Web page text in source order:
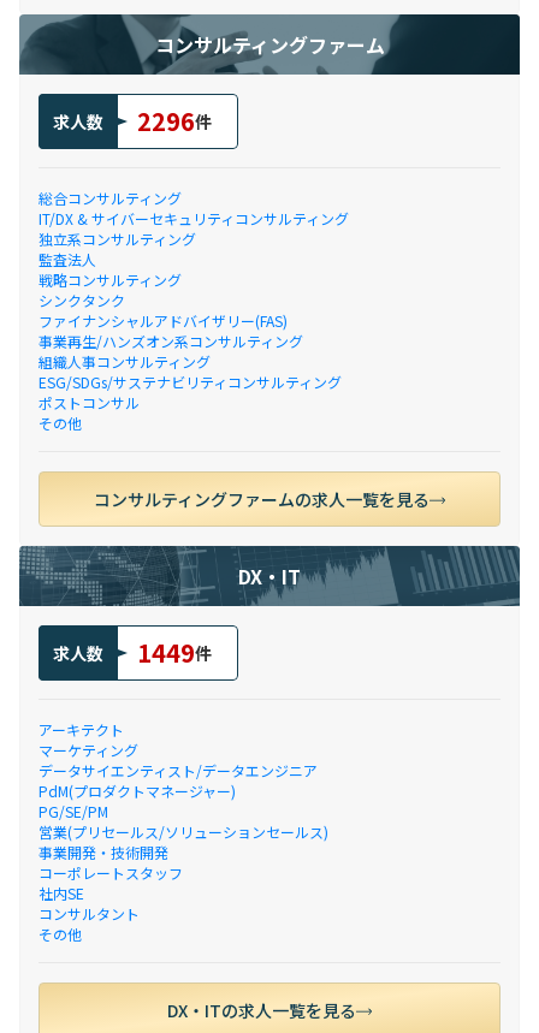
コンサルティングファーム
求人数 2296件
総合コンサルティング
IT/DX & サイバーセキュリティコンサルティング
独立系コンサルティング
監査法人
戦略コンサルティング
シンクタンク
ファイナンシャルアドバイザリー(FAS)
事業再生/ハンズオン系コンサルティング
組織人事コンサルティング
ESG/SDGs/サステナビリティコンサルティング
ポストコンサル
その他
コンサルティングファームの求人一覧を見る
DX・IT
求人数 1449件
アーキテクト
マーケティング
データサイエンティスト/データエンジニア
PdM(プロダクトマネージャー)
PG/SE/PM
営業(プリセールス/ソリューションセールス)
事業開発・技術開発
コーポレートスタッフ
社内SE
コンサルタント
その他
DX・ITの求人一覧を見る